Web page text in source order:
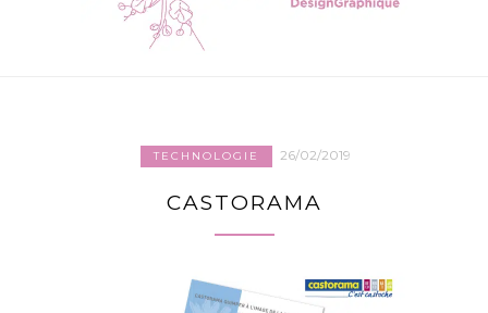
TECHNOLOGIE 26/02/2019
CASTORAMA